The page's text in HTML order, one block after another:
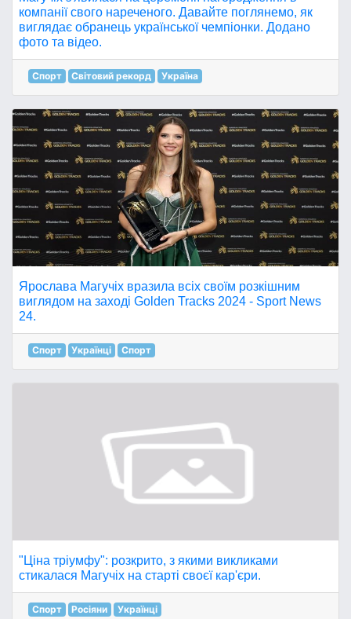
компанії свого нареченого. Давайте поглянемо, як
виглядає обранець української чемпіонки. Додано
фото та відео.
Спорт Світовий рекорд Україна
Ярослава Магучіх вразила всіх своїм розкішним
виглядом на заході Golden Tracks 2024 - Sport News
24.
Спорт Українці Спорт
"Ціна тріумфу": розкрито, з якими викликами
стикалася Магучіх на старті своєї кар'єри.
Спорт Росіяни Українці